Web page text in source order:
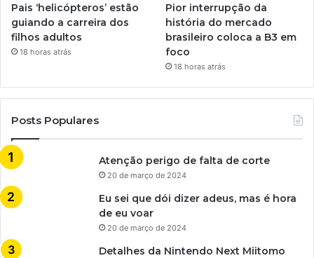
Pais ‘helicópteros’ estão
guiando a carreira dos
filhos adultos
18 horas atrás
Pior interrupção da
história do mercado
brasileiro coloca a B3 em
foco
18 horas atrás
Posts Populares
Atenção perigo de falta de corte
20 de março de 2024
Eu sei que dói dizer adeus, mas é hora
de eu voar
20 de março de 2024
Detalhes da Nintendo Next Miitomo